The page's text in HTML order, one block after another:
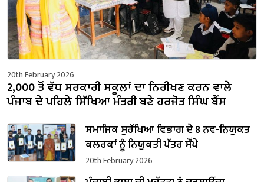
20th February 2026
2,000 ਤੋਂ ਵੱਧ ਸਰਕਾਰੀ ਸਕੂਲਾਂ ਦਾ ਨਿਰੀਖਣ ਕਰਨ ਵਾਲੇ
ਪੰਜਾਬ ਦੇ ਪਹਿਲੇ ਸਿੱਖਿਆ ਮੰਤਰੀ ਬਣੇ ਹਰਜੋਤ ਸਿੰਘ ਬੈਂਸ
ਸਮਾਜਿਕ ਸੁਰੱਖਿਆ ਵਿਭਾਗ ਦੇ 8 ਨਵ-ਨਿਯੁਕਤ
ਕਲਰਕਾਂ ਨੂੰ ਨਿਯੁਕਤੀ ਪੱਤਰ ਸੌਂਪੇ
20th February 2026